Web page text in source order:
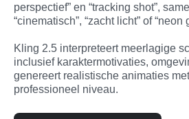
perspectief” en “tracking shot”,
“cinematisch”, “zacht licht” of “neon
Kling 2.5 interpreteert meerlagige
inclusief karaktermotivaties,
genereert realistische animaties
professioneel niveau.